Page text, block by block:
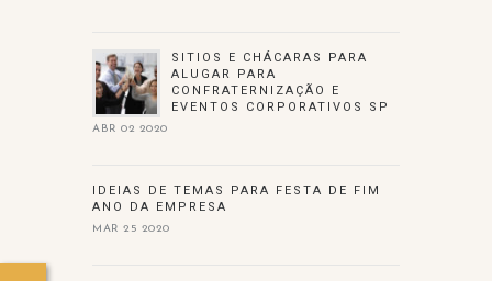
SITIOS E CHÁCARAS PARA
ALUGAR PARA
CONFRATERNIZAÇÃO E
EVENTOS CORPORATIVOS SP
ABR 02 2020
IDEIAS DE TEMAS PARA FESTA DE FIM
ANO DA EMPRESA
MAR 25 2020